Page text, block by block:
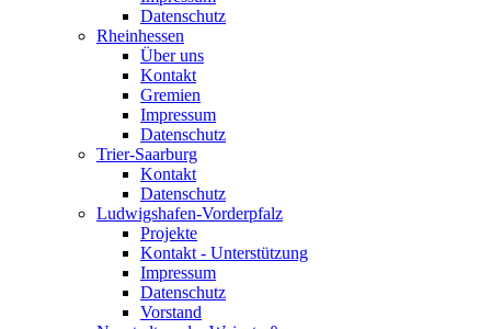
Datenschutz
Rheinhessen
Über uns
Kontakt
Gremien
Impressum
Datenschutz
Trier-Saarburg
Kontakt
Datenschutz
Ludwigshafen-Vorderpfalz
Projekte
Kontakt - Unterstützung
Impressum
Datenschutz
Vorstand